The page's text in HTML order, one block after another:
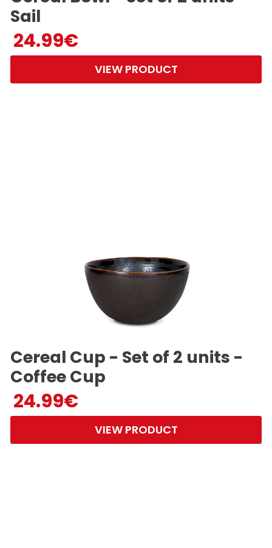
Sail
24.99€
VIEW PRODUCT
Cereal Cup - Set of 2 units -
Coffee Cup
24.99€
VIEW PRODUCT